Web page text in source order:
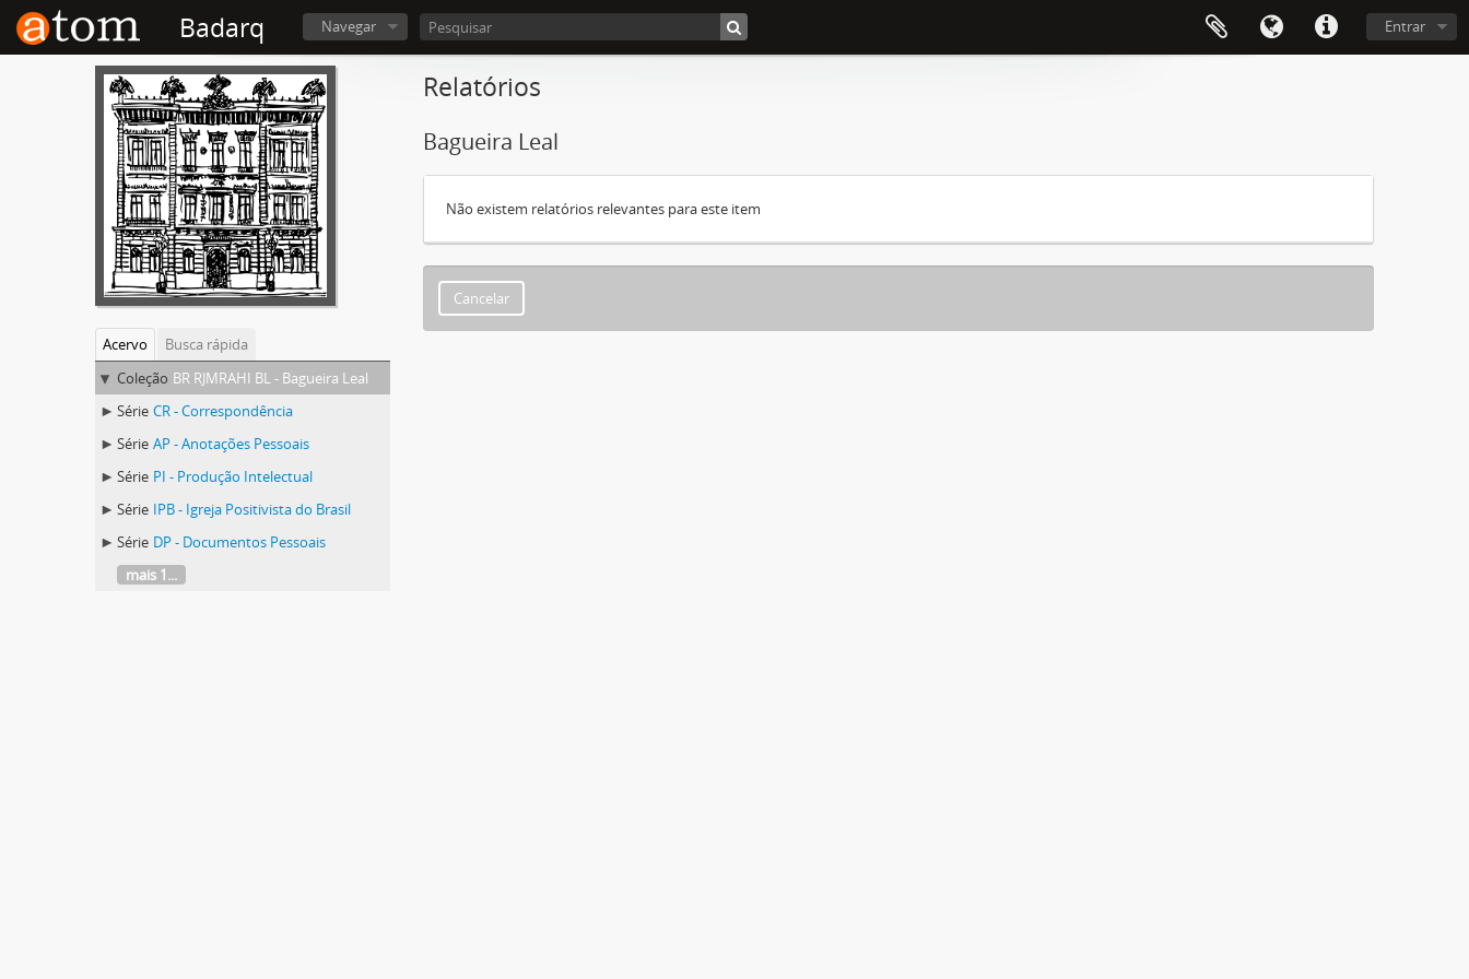
Badarq Navegar Entrar
Acervo
Busca rápida
Coleção BR RJMRAHI BL - Bagueira Leal
Série CR - Correspondência
Série AP - Anotações Pessoais
Série PI - Produção Intelectual
Série IPB - Igreja Positivista do Brasil
Série DP - Documentos Pessoais
mais 1...
Relatórios
Bagueira Leal
Não existem relatórios relevantes para este item
Cancelar